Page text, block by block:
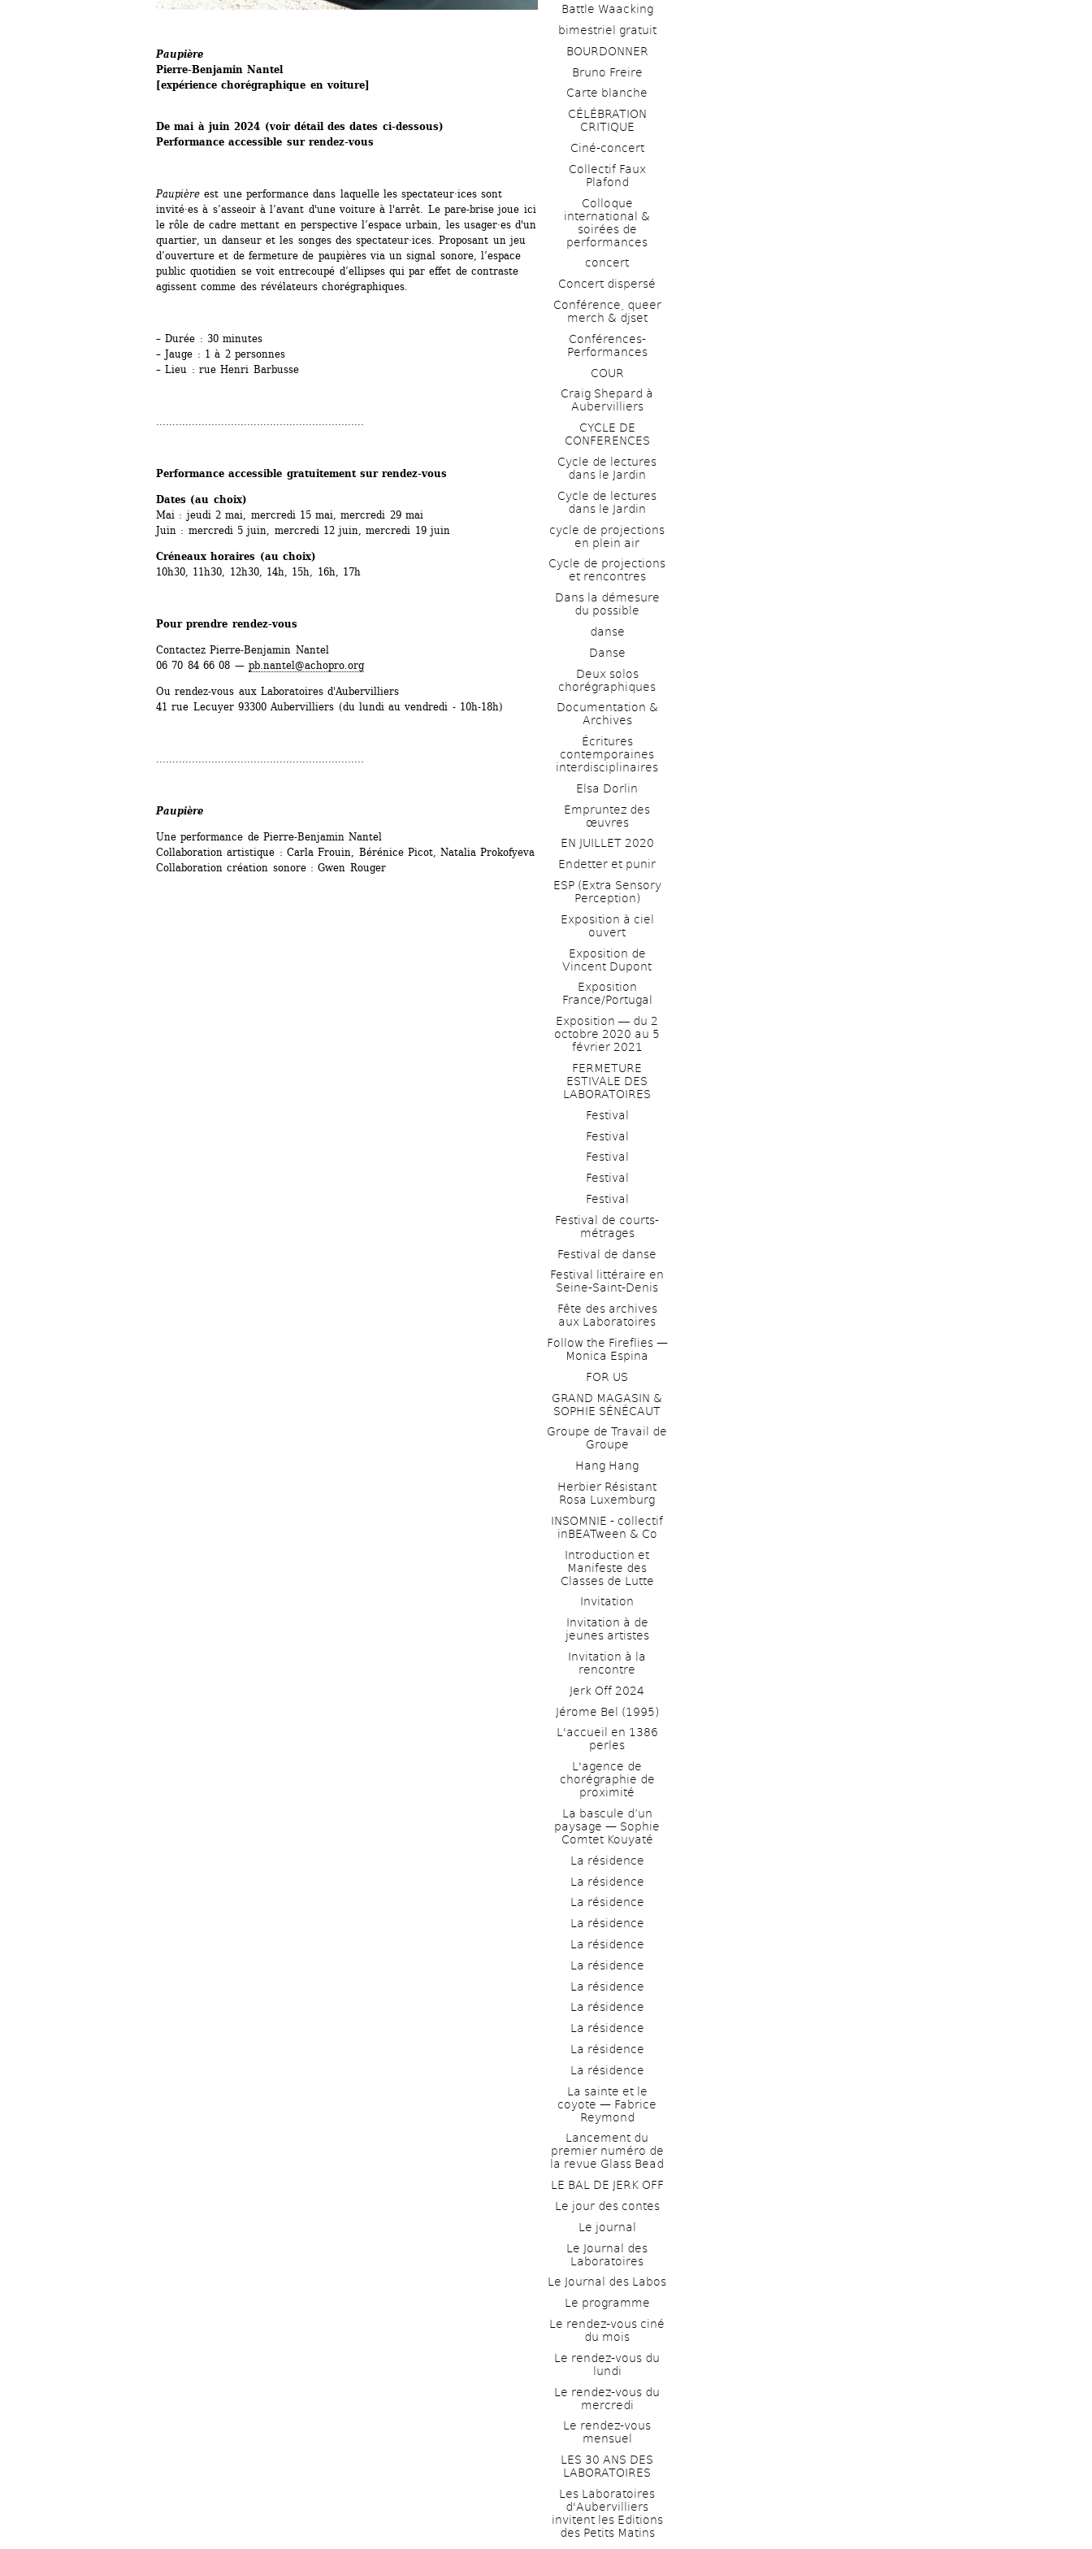
Paupière
Pierre-Benjamin Nantel
[expérience chorégraphique en voiture]
De mai à juin 2024 (voir détail des dates ci-dessous)
Performance accessible sur rendez-vous
Paupière est une performance dans laquelle les spectateur·ices sont
invité·es à s’asseoir à l’avant d'une voiture à l'arrêt. Le pare-brise joue ici
le rôle de cadre mettant en perspective l’espace urbain, les usager·es d'un
quartier, un danseur et les songes des spectateur·ices. Proposant un jeu
d’ouverture et de fermeture de paupières via un signal sonore, l’espace
public quotidien se voit entrecoupé d’ellipses qui par effet de contraste
agissent comme des révélateurs chorégraphiques.
– Durée : 30 minutes
– Jauge : 1 à 2 personnes
– Lieu : rue Henri Barbusse
Performance accessible gratuitement sur rendez-vous
Dates (au choix)
Mai : jeudi 2 mai, mercredi 15 mai, mercredi 29 mai
Juin : mercredi 5 juin, mercredi 12 juin, mercredi 19 juin
Créneaux horaires (au choix)
10h30, 11h30, 12h30, 14h, 15h, 16h, 17h
Pour prendre rendez-vous
Contactez Pierre-Benjamin Nantel
06 70 84 66 08 — pb.nantel@achopro.org
Ou rendez-vous aux Laboratoires d'Aubervilliers
41 rue Lecuyer 93300 Aubervilliers (du lundi au vendredi - 10h-18h)
Paupière
Une performance de Pierre-Benjamin Nantel
Collaboration artistique : Carla Frouin, Bérénice Picot, Natalia Prokofyeva
Collaboration création sonore : Gwen Rouger
Battle Waacking
bimestriel gratuit
BOURDONNER
Bruno Freire
Carte blanche
CÉLÉBRATION
CRITIQUE
Ciné-concert
Collectif Faux
Plafond
Colloque
international &
soirées de
performances
concert
Concert dispersé
Conférence, queer
merch & djset
Conférences-
Performances
COUR
Craig Shepard à
Aubervilliers
CYCLE DE
CONFERENCES
Cycle de lectures
dans le Jardin
Cycle de lectures
dans le Jardin
cycle de projections
en plein air
Cycle de projections
et rencontres
Dans la démesure
du possible
danse
Danse
Deux solos
chorégraphiques
Documentation &
Archives
Écritures
contemporaines
interdisciplinaires
Elsa Dorlin
Empruntez des
œuvres
EN JUILLET 2020
Endetter et punir
ESP (Extra Sensory
Perception)
Exposition à ciel
ouvert
Exposition de
Vincent Dupont
Exposition
France/Portugal
Exposition ― du 2
octobre 2020 au 5
février 2021
FERMETURE
ESTIVALE DES
LABORATOIRES
Festival
Festival
Festival
Festival
Festival
Festival de courts-
métrages
Festival de danse
Festival littéraire en
Seine-Saint-Denis
Fête des archives
aux Laboratoires
Follow the Fireflies —
Monica Espina
FOR US
GRAND MAGASIN &
SOPHIE SÉNÉCAUT
Groupe de Travail de
Groupe
Hang Hang
Herbier Résistant
Rosa Luxemburg
INSOMNIE - collectif
inBEATween & Co
Introduction et
Manifeste des
Classes de Lutte
Invitation
Invitation à de
jeunes artistes
Invitation à la
rencontre
Jerk Off 2024
Jérome Bel (1995)
L'accueil en 1386
perles
L'agence de
chorégraphie de
proximité
La bascule d’un
paysage — Sophie
Comtet Kouyaté
La résidence
La résidence
La résidence
La résidence
La résidence
La résidence
La résidence
La résidence
La résidence
La résidence
La résidence
La sainte et le
coyote — Fabrice
Reymond
Lancement du
premier numéro de
la revue Glass Bead
LE BAL DE JERK OFF
Le jour des contes
Le journal
Le Journal des
Laboratoires
Le Journal des Labos
Le programme
Le rendez-vous ciné
du mois
Le rendez-vous du
lundi
Le rendez-vous du
mercredi
Le rendez-vous
mensuel
LES 30 ANS DES
LABORATOIRES
Les Laboratoires
d'Aubervilliers
invitent les Editions
des Petits Matins